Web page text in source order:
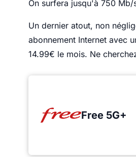
On surfera jusqu'à 750
Un dernier atout, non
abonnement Internet avec
14.99€ le mois. Ne
Free 5G+